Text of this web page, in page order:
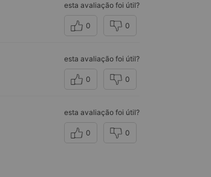
esta avaliação foi útil?
0 0
esta avaliação foi útil?
0 0
esta avaliação foi útil?
0 0